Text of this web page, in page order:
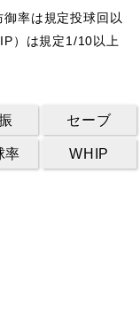
御率は規定投球回以
）は規定1/10以上
セーブ
率 WHIP